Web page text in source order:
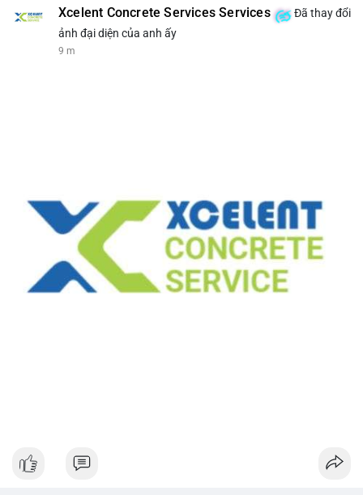
Xcelent Concrete Services Services
Đã thay đổi
ảnh đại diện của anh ấy
9 m